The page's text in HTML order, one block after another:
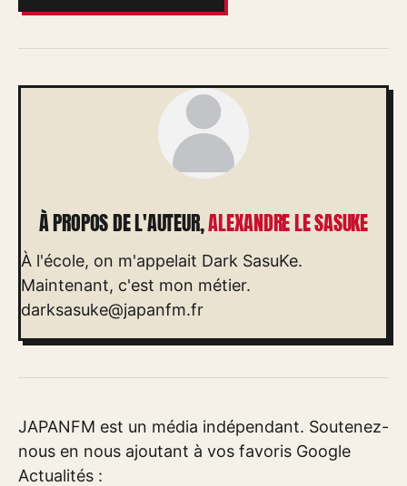
À PROPOS DE L'AUTEUR,ALEXANDRE LE SASUKE
À l'école, on m'appelait Dark SasuKe.
Maintenant, c'est mon métier.
darksasuke@japanfm.fr
JAPANFM est un média indépendant. Soutenez-
nous en nous ajoutant à vos favoris Google
Actualités :